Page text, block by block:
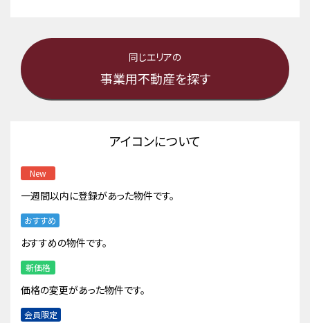
同じエリアの
事業用不動産を探す
アイコンについて
New
一週間以内に登録があった物件です。
おすすめ
おすすめの物件です。
新価格
価格の変更があった物件です。
会員限定